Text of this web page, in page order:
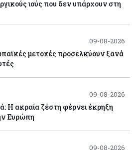
ιούς που δεν υπάρχουν στη
09-08-2026
μετοχές προσελκύουν ξανά
09-08-2026
Η ακραία ζέστη φέρνει έκρηξη
Ευρώπη
09-08-2026